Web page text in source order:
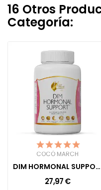
16 Otros
Categoría:
COCÓ MARCH
DIM HORMONAL SUPPORT
27,97 €